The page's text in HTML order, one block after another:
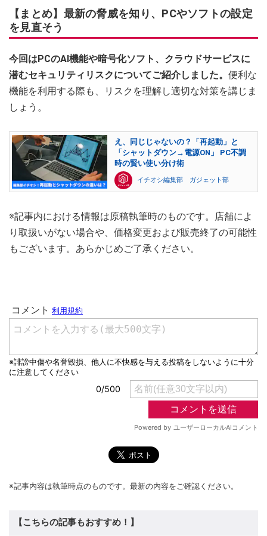
【まとめ】最新の脅威を知り、PCやソフトの設定
を見直そう
今回はPCのAI機能や暗号化ソフト、クラウドサービスに
潜むセキュリティリスクについてご紹介しました。 便利な
機能を利用する際も、リスクを理解し適切な対策を講じま
しょう。
え、同じじゃないの？「再起動」と
「シャットダウン→電源ON」 PC不調
時の賢い使い分け術
イチオシ編集部 ガジェット部
※記事内における情報は原稿執筆時のものです。店舗によ
り取扱いがない場合や、価格変更および販売終了の可能性
もございます。あらかじめご了承ください。
※記事内容は執筆時点のものです。最新の内容をご確認ください。
【こちらの記事もおすすめ！】